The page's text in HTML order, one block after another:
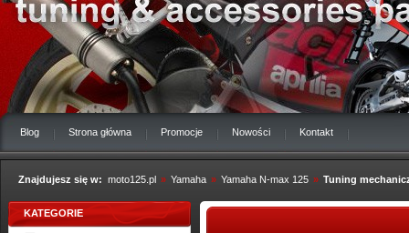
Blog Strona główna Promocje Nowości Kontakt
Znajdujesz się w: moto125.pl » Yamaha » Yamaha N-max 125 » Tuning
KATEGORIE